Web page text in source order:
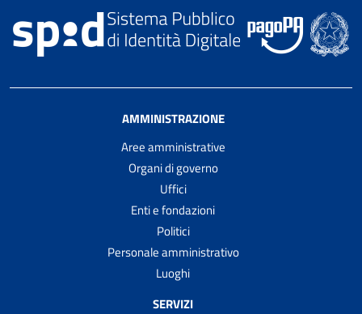
AMMINISTRAZIONE
Aree amministrative
Organi di governo
Uffici
Enti e fondazioni
Politici
Personale amministrativo
Luoghi
SERVIZI